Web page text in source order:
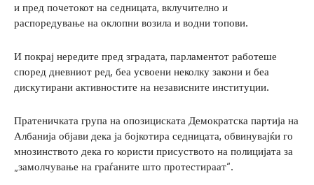
и пред почетокот на седницата, вклучително и
распоредување на оклопни возила и водни топови.
И покрај нередите пред зградата, парламентот работеше
според дневниот ред, беа усвоени неколку закони и беа
дискутирани активностите на независните институции.
Пратеничката група на опозициската Демократска партија на
Албанија објави дека ја бојкотира седницата, обвинувајќи го
мнозинството дека го користи присуството на полицијата за
„замолчување на граѓаните што протестираат“.